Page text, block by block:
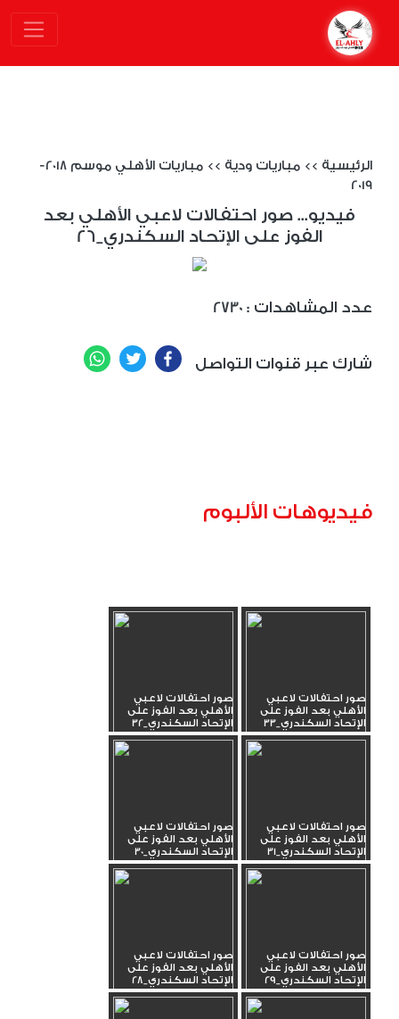
الرئيسية >> مباريات ودية >>
مباريات الأهلي موسم 2018-
2019
فيديو... صور احتفالات لاعبي الأهلي بعد
الفوز على الإتحاد السكندري_26
2730 : عدد المشاهدات
شارك عبر قنوات التواصل Facebook
Twitter
فيديوهات الألبوم
صور احتفالات لاعبي
الأهلي بعد الفوز على
الإتحاد السكندري_33
صور احتفالات لاعبي
الأهلي بعد الفوز على
الإتحاد السكندري_32
صور احتفالات لاعبي
الأهلي بعد الفوز على
الإتحاد السكندري_31
صور احتفالات لاعبي
الأهلي بعد الفوز على
الإتحاد السكندري_30
صور احتفالات لاعبي
الأهلي بعد الفوز على
الإتحاد السكندري_29
صور احتفالات لاعبي
الأهلي بعد الفوز على
الإتحاد السكندري_28